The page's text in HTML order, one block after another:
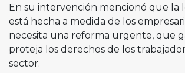
En su intervención mencionó que la
está hecha a medida de los
necesita una reforma urgente, que
proteja los derechos de los
sector.